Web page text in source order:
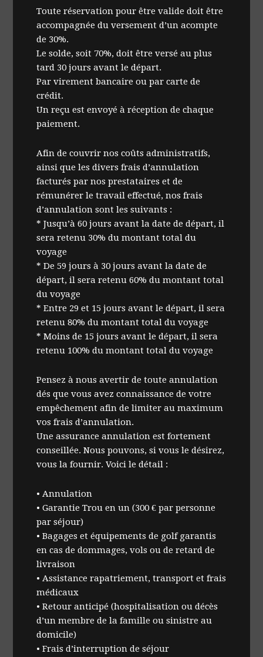
Toute réservation pour être valide doit être
accompagnée du versement d’un acompte
de 30%.
Le solde, soit 70%, doit être versé au plus
tard 30 jours avant le départ.
Par virement bancaire ou par carte de
crédit.
Un reçu est envoyé à réception de chaque
paiement.
Afin de couvrir nos coûts administratifs,
ainsi que les divers frais d’annulation
facturés par nos prestataires et de
rémunérer le travail effectué, nos frais
d’annulation sont les suivants :
* Jusqu’à 60 jours avant la date de départ, il
sera retenu 30% du montant total du
voyage
* De 59 jours à 30 jours avant la date de
départ, il sera retenu 60% du montant total
du voyage
* Entre 29 et 15 jours avant le départ, il sera
retenu 80% du montant total du voyage
* Moins de 15 jours avant le départ, il sera
retenu 100% du montant total du voyage
Pensez à nous avertir de toute annulation
dés que vous avez connaissance de votre
empêchement afin de limiter au maximum
vos frais d’annulation.
Une assurance annulation est fortement
conseillée. Nous pouvons, si vous le désirez,
vous la fournir. Voici le détail :
• Annulation
• Garantie Trou en un (300 € par personne
par séjour)
• Bagages et équipements de golf garantis
en cas de dommages, vols ou de retard de
livraison
• Assistance rapatriement, transport et frais
médicaux
• Retour anticipé (hospitalisation ou décès
d’un membre de la famille ou sinistre au
domicile)
• Frais d’interruption de séjour